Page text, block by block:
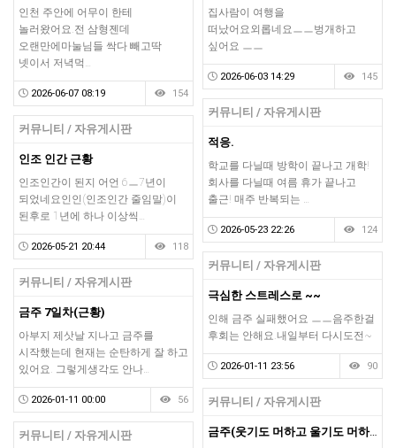
인천 주안에 어무이 한테
놀러왔어요.전 삼형젠데
오랜만에마눌님들 싹다 빼고딱
넷이서 저녁먹…
2026-06-07 08:19 154
집사람이 여행을
떠났어요외롭네요ㅡㅡ벙개하고
싶어요 ㅡㅡ
2026-06-03 14:29 145
커뮤니티 / 자유게시판
적응.
학교를 다닐때 방학이 끝나고 개학!
회사를 다닐때 여름 휴가 끝나고
출근! 매주 반복되는 …
2026-05-23 22:26 124
커뮤니티 / 자유게시판
인조 인간 근황
인조인간이 된지 어언 6ㅡ7년이
되었네요인인(인조인간 줄임말)이
된후로 1년에 하나 이상씩…
2026-05-21 20:44 118
커뮤니티 / 자유게시판
극심한 스트레스로 ~~
인해 금주 실패했어요 ㅡㅡ음주한걸
후회는 안해요.내일부터 다시도전~
2026-01-11 23:56 90
커뮤니티 / 자유게시판
금주 7일차(근황)
아부지 제삿날 지나고 금주를
시작했는데 현재는 순탄하게 잘 하고
있어요. 그렇게생각도 안나…
2026-01-11 00:00 56 커뮤니티 / 자유게시판
금주(웃기도 머하고 울기도 머하고 ^^ ㅜㅠ)
커뮤니티 / 자유게시판